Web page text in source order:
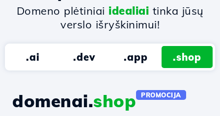
Domeno plėtiniai idealiai tinka jūsų
verslo išryškinimui!
.ai .dev .app .shop
domenai.shop PROMOCIJA